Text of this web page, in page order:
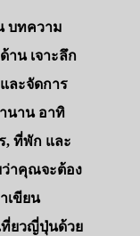
บทความ
าน เจาะลึก
ละจัดการ
นาน อาทิ
, ที่พัก และ
ว่าคุณจะต้อง
เขียน
ที่ยวญี่ปุ่นด้วย